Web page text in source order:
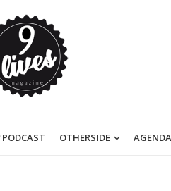
OTHERSIDE AGENDA